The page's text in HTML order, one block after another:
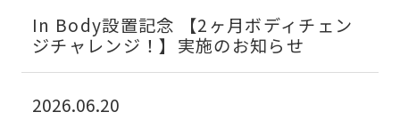
In Body設置記念 【2ヶ月ボディチェン
ジチャレンジ！】実施のお知らせ
2026.06.20
is
automatically
translated